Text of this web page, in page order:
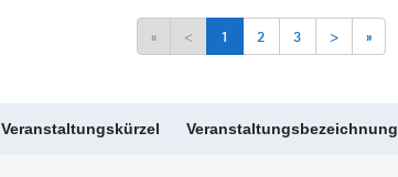
« < 1 2 3 > »
Veranstaltungskürzel Veranstaltungsbezeichnung